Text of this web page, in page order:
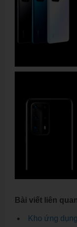
Bài viết liên
Kho ứng